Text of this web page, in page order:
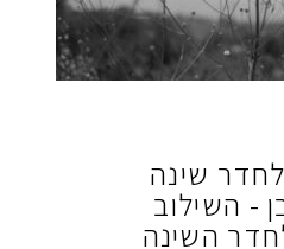
שינה
- השילוב
השינה